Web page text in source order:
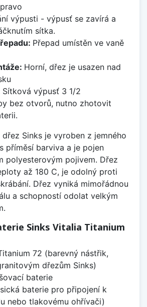
výpusti - výpusť se zavírá a
sítka.
Přepad umístěn ve vaně
Horní, dřez je usazen nad
Sítková výpusť 3 1/2
bez otvorů, nutno zhotovit
Sinks je vyroben z jemného
příměsí barviva a je pojen
polyesterovým pojivem. Dřez
až 180 C, je odolný proti
Dřez vyniká mimořádnou
a schopností odolat velkým
Sinks Vitalia Titanium
72 (barevný nástřik,
dřezům Sinks)
baterie
baterie pro připojení k
nebo tlakovému ohřívači)